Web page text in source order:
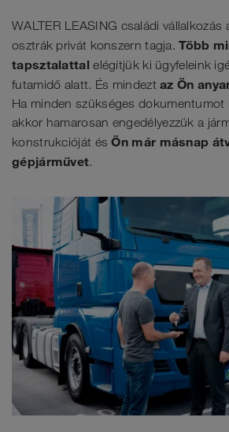
WALTER LEASING családi vállalkozás
osztrák privát konszern tagja.Több
tapsztalattal elégítjük ki ügyfeleink
futamidő alatt. És mindeztaz Ön
Ha minden szükséges
akkor hamarosan engedélyezzük a
konstrukcióját ésÖn már másnap
gépjárművet.